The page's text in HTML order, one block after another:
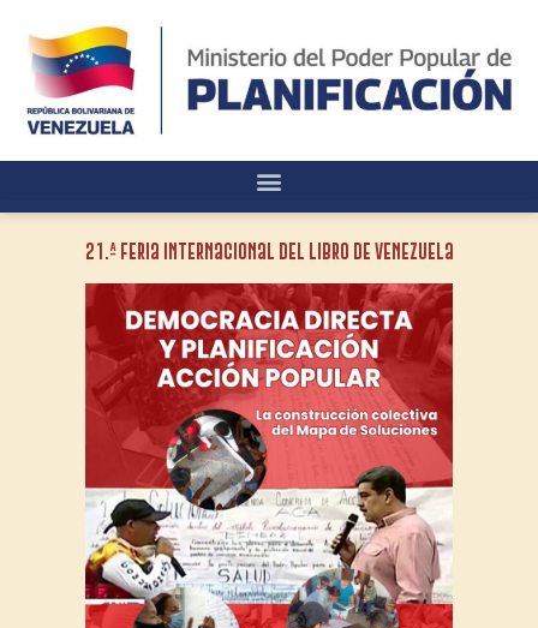
21.ª Feria Internacional del Libro de Venezuela